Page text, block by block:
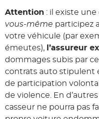
Attention : il existe
vous-même participez
votre véhicule (par
émeutes), l’assureur
dommages subis par
contrats auto stipulent
de participation
de violence. En
casseur ne pourra pas